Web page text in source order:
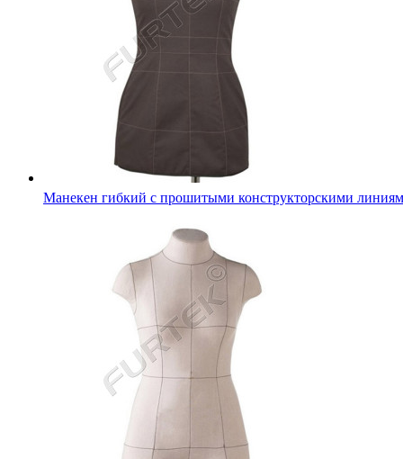
Манекен гибкий с прошитыми конструкторскими